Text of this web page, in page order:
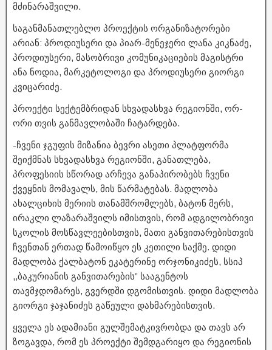
მძინარაშვილი.
საგანმანათლებლო პროექტის ორგანიზატორები
არიან: პროდიუსერი და პიარ-მენეჯერი ლანა კიკნაძე,
პროდიუსერი, მასობრივი კომუნიკაციების მაგისტრი
ანა ნოდია, მარკეტოლოგი და პროდიუსერი გიორგი
კვიცარიძე.
პროექტი სექტემბრიდან სხვადასხვა რეგიონში, ორ-
ორი თვის განმავლობაში ჩატარდება.
-ჩვენი ჯგუფის მიზანია ბევრი ასეთი პლატფორმა
შეიქმნას სხვადასხვა რეგიონში, განათლება,
პროფესიის სწორად არჩევა განაპირობებს ჩვენი
ქვეყნის მომავალს, მის წარმატებას. მადლობა
ახალციხის მერიის თანამშრომლებს, ბატონ მერს,
ირაკლი ლაზარაშვილს იმისთვის, რომ ადგილობრივი
სკოლის მოსწავლეებისთვის, მათი განვითარებისთვის
ჩვენთან ერთად წამოიწყო ეს კეთილი საქმე. დიდი
მადლობა ქალბატონ ეკატერინე ორჯონიკიძეს, სსიპ
,,ბაკურიანის განვითარების” სააგენტოს
თავმჯდომარეს, გვერდში დგომისთვის. დიდი მადლობა
გიორგი ჯაჯანიძეს გაწეული დახმარებისთვის.
ყველა ეს ადამიანი გულშემატკივრობდა და თავს არ
ზოგავდა, რომ ეს პროექტი შემდგარიყო და რეგიონის